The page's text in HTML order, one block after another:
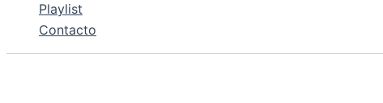
Playlist
Contacto